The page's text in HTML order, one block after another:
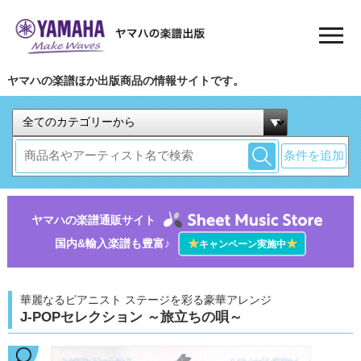
ヤマハの楽譜ほか出版商品の情報サイトです。
条件を追加
ヤマハの楽譜通販サイト
国内&輸入楽譜も豊富♪
★キャンペーン実施中★
華麗なるピアニスト ステージを彩る豪華アレンジ
J-POPセレクション ～旅立ちの唄～